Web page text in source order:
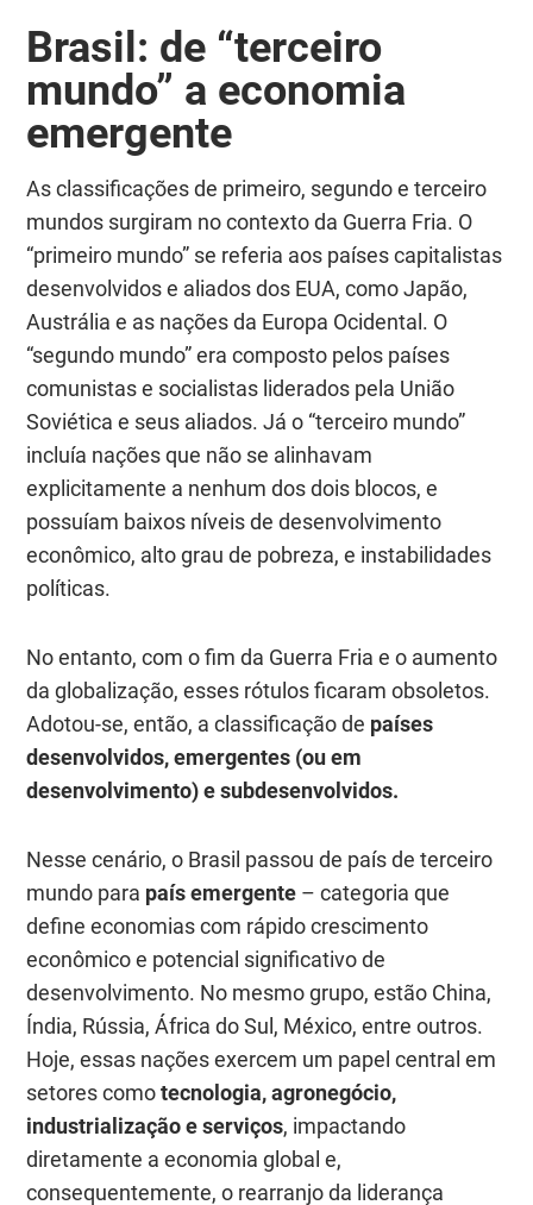
Brasil: de “terceiro
mundo” a economia
emergente
As classificações de primeiro, segundo e terceiro
mundos surgiram no contexto da Guerra Fria. O
“primeiro mundo” se referia aos países capitalistas
desenvolvidos e aliados dos EUA, como Japão,
Austrália e as nações da Europa Ocidental. O
“segundo mundo” era composto pelos países
comunistas e socialistas liderados pela União
Soviética e seus aliados. Já o “terceiro mundo”
incluía nações que não se alinhavam
explicitamente a nenhum dos dois blocos, e
possuíam baixos níveis de desenvolvimento
econômico, alto grau de pobreza, e instabilidades
políticas.
No entanto, com o fim da Guerra Fria e o aumento
da globalização, esses rótulos ficaram obsoletos.
Adotou-se, então, a classificação de países
desenvolvidos, emergentes (ou em
desenvolvimento) e subdesenvolvidos.
Nesse cenário, o Brasil passou de país de terceiro
mundo para país emergente – categoria que
define economias com rápido crescimento
econômico e potencial significativo de
desenvolvimento. No mesmo grupo, estão China,
Índia, Rússia, África do Sul, México, entre outros.
Hoje, essas nações exercem um papel central em
setores comotecnologia, agronegócio,
industrialização e serviços, impactando
diretamente a economia global e,
consequentemente, o rearranjo da liderança